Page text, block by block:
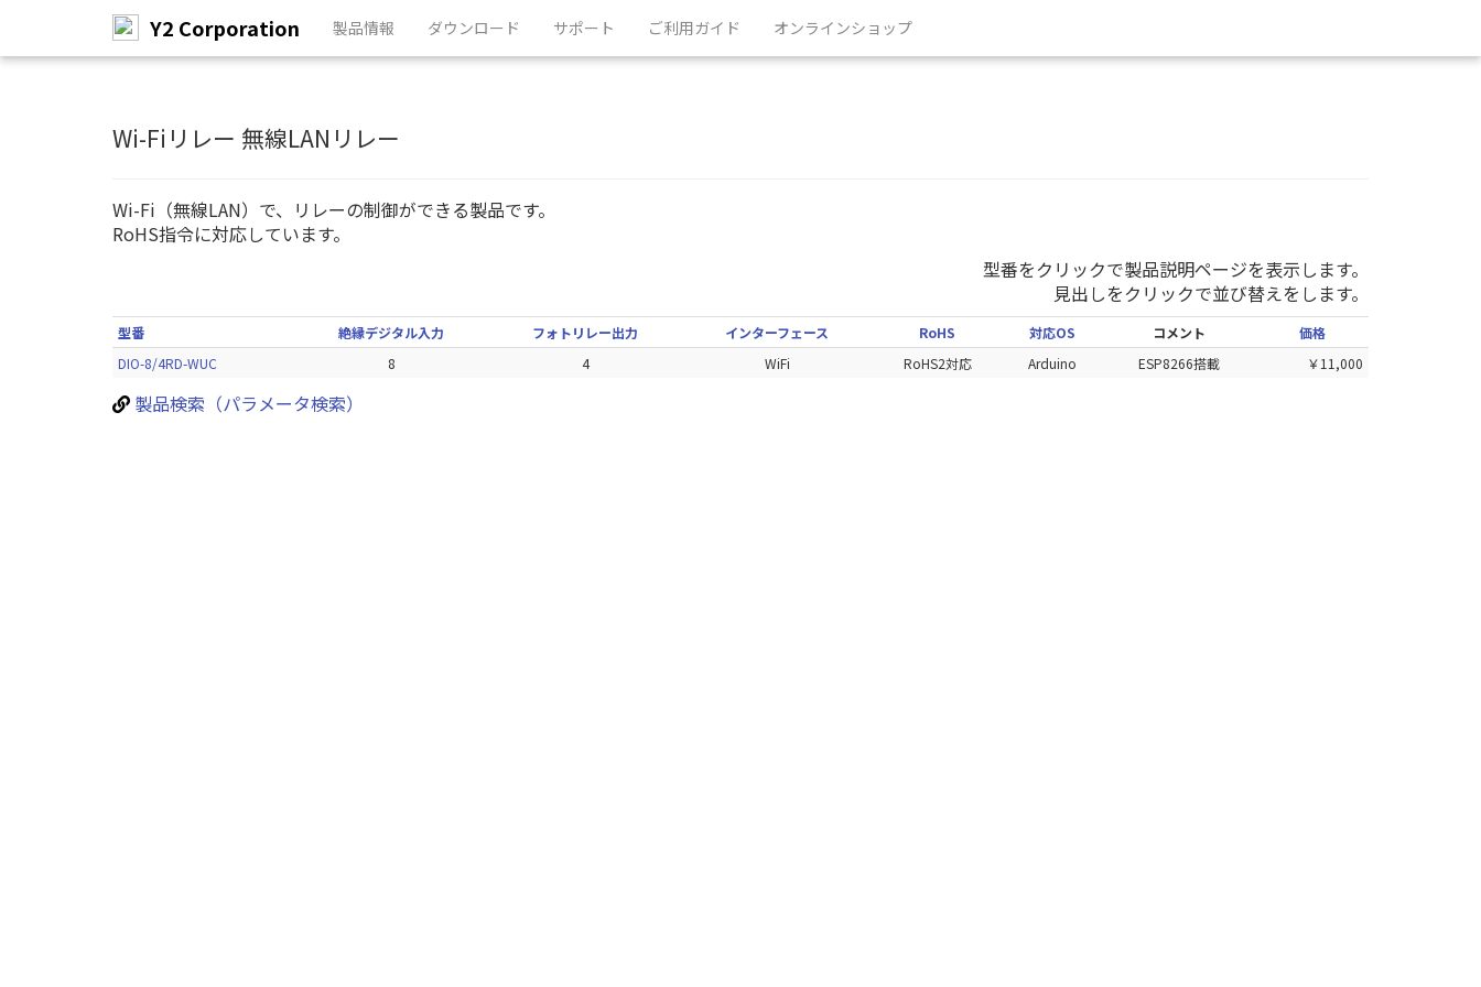
メ
Y2 Corporation 製品情報 ダウンロード サポート ご利用ガイド オンラインショップ
Wi-Fiリレー 無線LANリレー
Wi-Fi（無線LAN）で、リレーの制御ができる製品です。
RoHS指令に対応しています。
型番をクリックで製品説明ページを表示します。
見出しをクリックで並び替えをします。
型番 絶縁デジタル入力 フォトリレー出力 インターフェース RoHS 対応OS コメント
価格
DIO-8/4RD-WUC
8 4 WiFi RoHS2対応 Arduino ESP8266搭載 ￥11,000
製品検索（パラメータ検索）